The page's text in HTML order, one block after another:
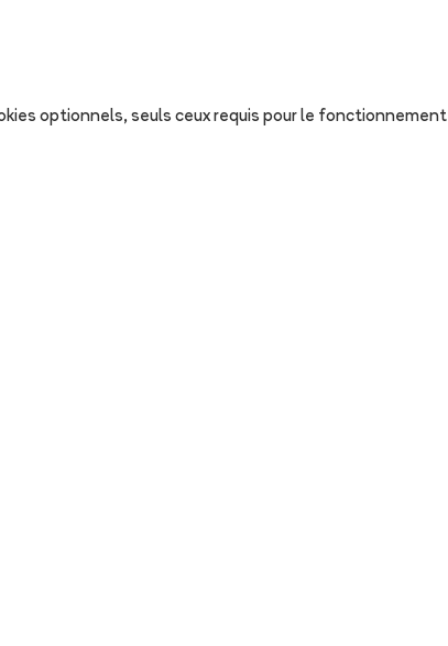
optionnels, seuls ceux requis pour le fonctionnement